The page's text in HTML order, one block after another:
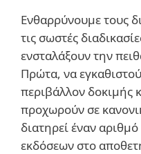
Ενθαρρύνουμε τους
τις σωστές
ενσταλάξουν την
Πρώτα, να
περιβάλλον δοκιμής
προχωρούν σε
διατηρεί έναν
εκδόσεων στο